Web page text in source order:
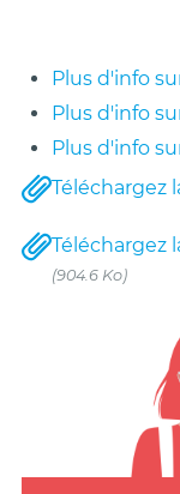
Plus d'info
Plus d'info
Plus d'info
Téléchargez
Téléchargez
(904.6 Ko)